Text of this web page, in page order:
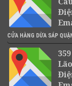
CỬA HÀNG DỪA SÁP